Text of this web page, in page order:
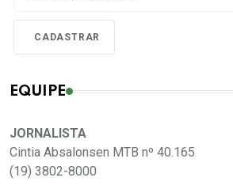
EQUIPE
JORNALISTA
Cintia Absalonsen MTB nº 40.165
(19) 3802-8000